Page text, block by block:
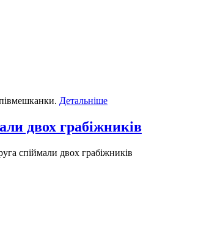
Детальніше
двох грабіжників
спіймали двох грабіжників